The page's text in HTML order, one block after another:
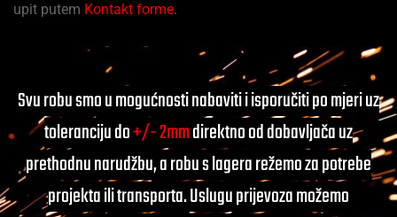
upit putem Kontakt forme.
Svu robu smo u mogućnosti nabaviti i isporučiti po mjeri uz
toleranciju do+/- 2mmdirektno od dobavljača uz
prethodnu narudžbu, a robu s lagera režemo za potrebe
projekta ili transporta. Uslugu prijevoza možemo